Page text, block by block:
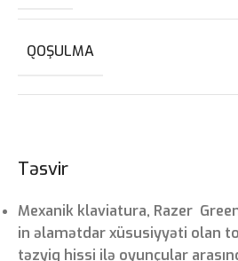
Təsvir
Mexanik klaviatura, Razer
in əlamətdar xüsusiyyəti olan
təzyiq hissi ilə oyunçular
QOŞULMA